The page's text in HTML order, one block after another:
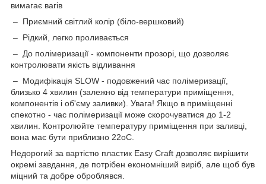
вимагає вагів
– Приємний світлий колір (біло-вершковий)
– Рідкий, легко проливається
– До полімеризації - компоненти прозорі, що дозволяє
контролювати якість відливання
– Модифікація SLOW - подовжений час полімеризації,
близько 4 хвилин (залежно від температури приміщення,
компонентів і об'єму заливки). Увага! Якщо в приміщенні
спекотно - час полімеризації може скорочуватися до 1-2
хвилин. Контролюйте температуру приміщення при заливці,
вона має бути приблизно 22оС.
Недорогий за вартістю пластик Easy Сraft дозволяє вирішити
окремі завдання, де потрібен економніший виріб, але щоб був
міцний та добре оброблявся.